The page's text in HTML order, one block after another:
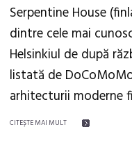
Serpentine House
dintre cele mai
Helsinkiul de după
listată de
arhitecturii moderne
CITEŞTE MAI MULT